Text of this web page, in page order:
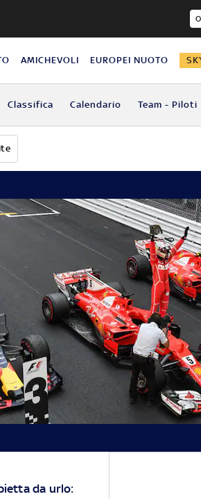
AMICHEVOLI EUROPEI NUOTO
Classifica Calendario Team - Piloti
da urlo: